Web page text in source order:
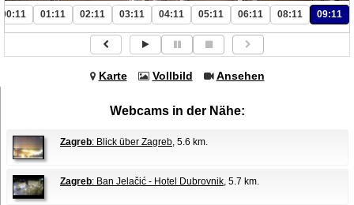
00:11 01:11 02:11 03:11 04:11 05:11 06:11 08:11 09:11
Karte Vollbild Ansehen
Webcams in der Nähe:
Zagreb: Blick über Zagreb, 5.6 km.
Zagreb: Ban Jelačić - Hotel Dubrovnik, 5.7 km.